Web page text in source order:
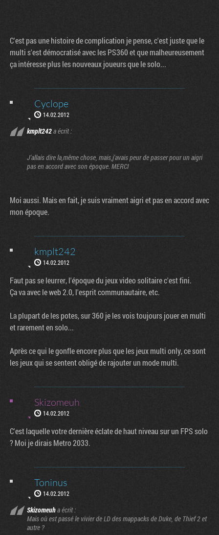
C'est pas une histoire de complication je pense, c'est juste que le
multi s'est démocratisé avec les PS360 et que malheureusement
ça intéresse plus les nouveaux joueurs que le solo...
Cyclope
14.02.2012
kmplt242a écrit :
J'allais dire la,même chose, mais,j'avais peur de passer pour un aigri
pas en accord avec son époque. MERCI
Moi aussi. Mais en fait, je suis vraiment aigri et pas en accord avec
mon époque.
kmplt242
14.02.2012
Faut pas se leurrer, l'époque du jeux video solitaire c'est fini.
Ça va avec le web 2.0, l'esprit communautaire, etc.
La plupart de les potes, sur 360 je les vois toujours jouer en multi
et rarement en solo...
Après ce qui le gonfle encore plus que les jeux multi only, ce sont
les jeux qui se sentent obligé de rajouter un mode multi.
Skizomeuh
14.02.2012
C'est laquelle votre dernière éclate de haut niveau sur un FPS solo
? Moi je dirais Metro 2033.
Toninus
14.02.2012
Skizomeuha écrit :
Mais où est passé le vivier de LD des mappacks de Duke, de Thief 2 et
autre ?